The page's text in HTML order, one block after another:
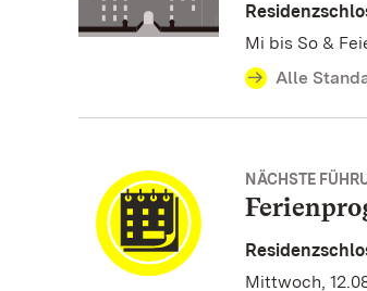
Mi bis So &
Alle
NÄCHSTE
Mittwoch,